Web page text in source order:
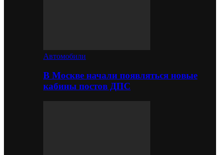
Автомобили
В Москве начали появляться новые
кабины постов ДПС